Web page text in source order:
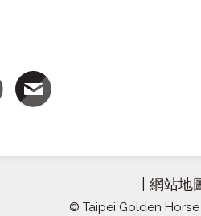
網站地
© Taipei Golden